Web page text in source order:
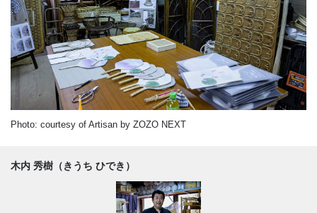
Photo: courtesy of Artisan by ZOZO NEXT
木内 秀樹（きうち ひでき）